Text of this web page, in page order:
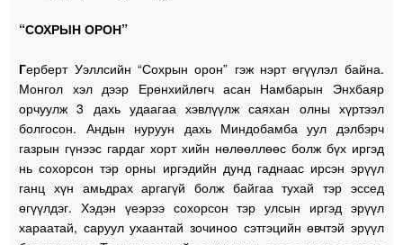
“СОХРЫН ОРОН”
Герберт Уэллсийн “Сохрын орон” гэж нэрт өгүүлэл байна.
Монгол хэл дээр Ерөнхийлөгч асан Намбарын Энхбаяр
орчуулж 3 дахь удаагаа хэвлүүлж саяхан олны хүртээл
болгосон. Андын нуруун дахь Миндобамба уул дэлбэрч
газрын гүнээс гардаг хорт хийн нөлөөллөөс болж бүх иргэд
нь сохорсон тэр орны иргэдийн дунд гаднаас ирсэн эрүүл
ганц хүн амьдрах аргагүй болж байгаа тухай тэр эссед
өгүүлдэг. Хэдэн үеэрээ сохорсон тэр улсын иргэд эрүүл
хараатай, саруул ухаантай зочиноо сэтгэцийн өвчтэй эрүүл